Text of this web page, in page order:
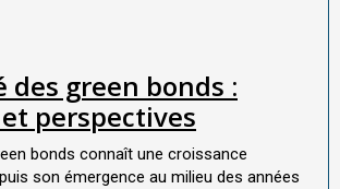
des green bonds :
perspectives
bonds connaît une croissance
son émergence au milieu des années